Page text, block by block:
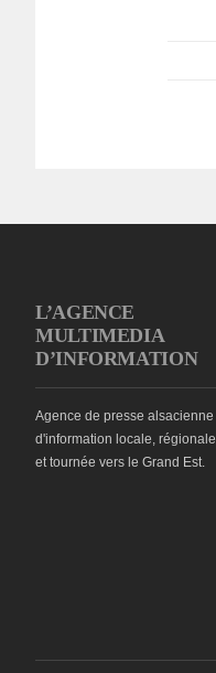
L’AGENCE
MULTIMEDIA
D’INFORMATION
Agence de presse alsacienne
d'information locale, régionale
et tournée vers le Grand Est.